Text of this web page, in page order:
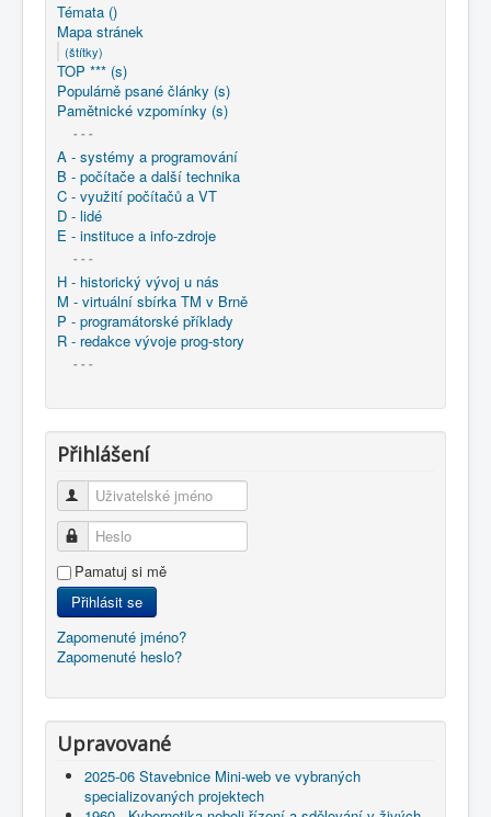
Témata ()
Mapa stránek
(štítky)
TOP *** (s)
Populárně psané články (s)
Pamětnické vzpomínky (s)
- - -
A - systémy a programování
B - počítače a další technika
C - využití počítačů a VT
D - lidé
E - instituce a info-zdroje
- - -
H - historický vývoj u nás
M - virtuální sbírka TM v Brně
P - programátorské příklady
R - redakce vývoje prog-story
- - -
Přihlášení
Uživatelské jméno
Heslo
Pamatuj si mě
Přihlásit se
Zapomenuté jméno?
Zapomenuté heslo?
Upravované
2025-06 Stavebnice Mini-web ve vybraných
specializovaných projektech